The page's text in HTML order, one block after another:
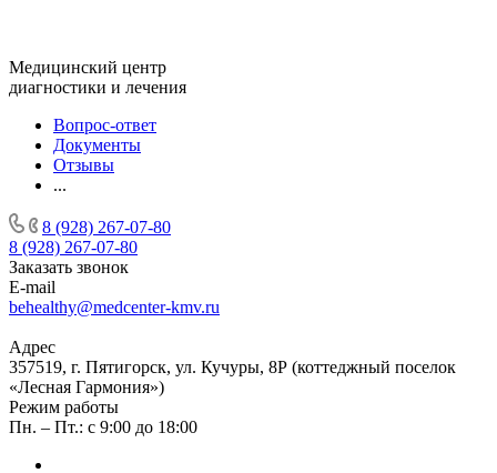
Медицинский центр
диагностики и лечения
Вопрос-ответ
Документы
Отзывы
...
8 (928) 267-07-80
8 (928) 267-07-80
Заказать звонок
E-mail
behealthy@medcenter-kmv.ru
Адрес
357519, г. Пятигорск, ул. Кучуры, 8Р (коттеджный поселок
«Лесная Гармония»)
Режим работы
Пн. – Пт.: с 9:00 до 18:00